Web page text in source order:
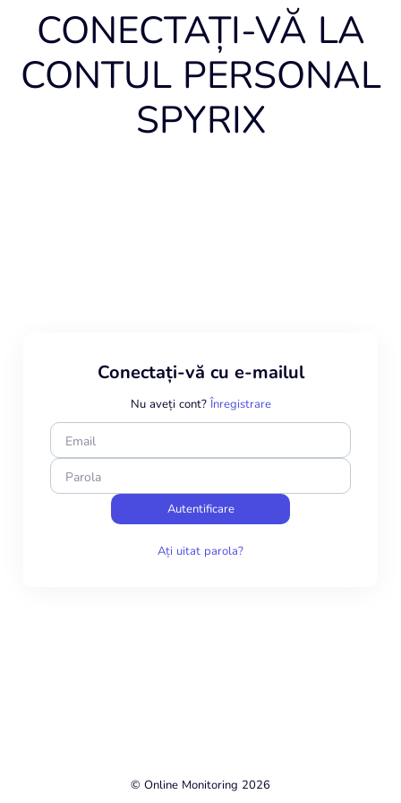
CONECTAȚI-VĂ LA
CONTUL PERSONAL
SPYRIX
Conectați-vă cu e-mailul
Nu aveți cont? Înregistrare
Email
Parola
Autentificare
Ați uitat parola?
© Online Monitoring 2026